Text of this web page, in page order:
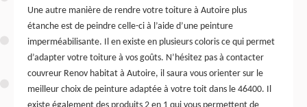
Une autre manière de rendre votre toiture à Autoire plus
étanche est de peindre celle-ci à l’aide d’une peinture
imperméabilisante. Il en existe en plusieurs coloris ce qui permet
d’adapter votre toiture à vos goûts. N’hésitez pas à contacter
couvreur Renov habitat à Autoire, il saura vous orienter sur le
meilleur choix de peinture adaptée à votre toit dans le 46400. Il